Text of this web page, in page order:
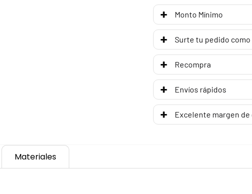
Monto Mínimo
Surte tu pedido
Recompra
Envíos rápidos
Excelente margen de
Materiales